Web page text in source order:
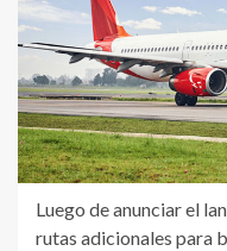
Luego de anunciar el
rutas adicionales para